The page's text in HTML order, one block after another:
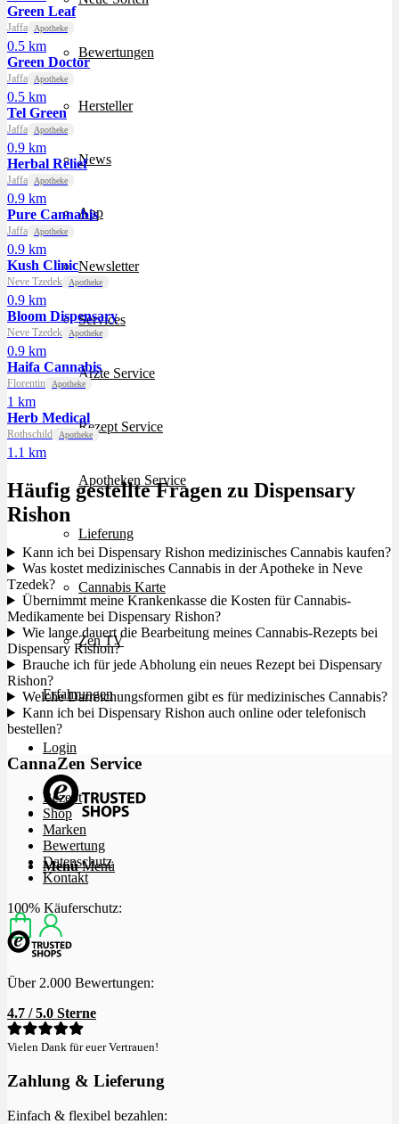
Bewertungen
Hersteller
News
App
Newsletter
Services
Ärzte Service
Rezept Service
Apotheken Service
Lieferung
Cannabis Karte
Zen TV
Erfahrungen
Login
Menü Menü
Green Leaf
Jaffa Apotheke
0.5 km
Green Doctor
Jaffa Apotheke
0.5 km
Tel Green
Jaffa Apotheke
0.9 km
Herbal Relief
Jaffa Apotheke
0.9 km
Pure Cannabis
Jaffa Apotheke
0.9 km
Kush Clinic
Neve Tzedek Apotheke
0.9 km
Bloom Dispensary
Neve Tzedek Apotheke
0.9 km
Haifa Cannabis
Florentin Apotheke
1 km
Herb Medical
Rothschild Apotheke
1.1 km
Häufig gestellte Fragen zu Dispensary
Rishon
Kann ich bei Dispensary Rishon medizinisches Cannabis kaufen?
Was kostet medizinisches Cannabis in der Apotheke in Neve
Tzedek?
Übernimmt meine Krankenkasse die Kosten für Cannabis-
Medikamente bei Dispensary Rishon?
Wie lange dauert die Bearbeitung meines Cannabis-Rezepts bei
Dispensary Rishon?
Brauche ich für jede Abholung ein neues Rezept bei Dispensary
Rishon?
Welche Darreichungsformen gibt es für medizinisches Cannabis?
Kann ich bei Dispensary Rishon auch online oder telefonisch
bestellen?
CannaZen Service
Rezept
Shop
Marken
Bewertung
Datenschutz
Kontakt
100% Käuferschutz:
Über 2.000 Bewertungen:
4.7 / 5.0 Sterne
Vielen Dank für euer Vertrauen!
Zahlung & Lieferung
Einfach & flexibel bezahlen: